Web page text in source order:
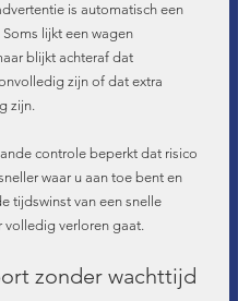
is automatisch een
lijkt een wagen
blijkt achteraf dat
zijn of dat extra
zijn.
controle beperkt dat risico
waar u aan toe bent en
tijdswinst van een snelle
volledig verloren gaat.
zonder wachttijd